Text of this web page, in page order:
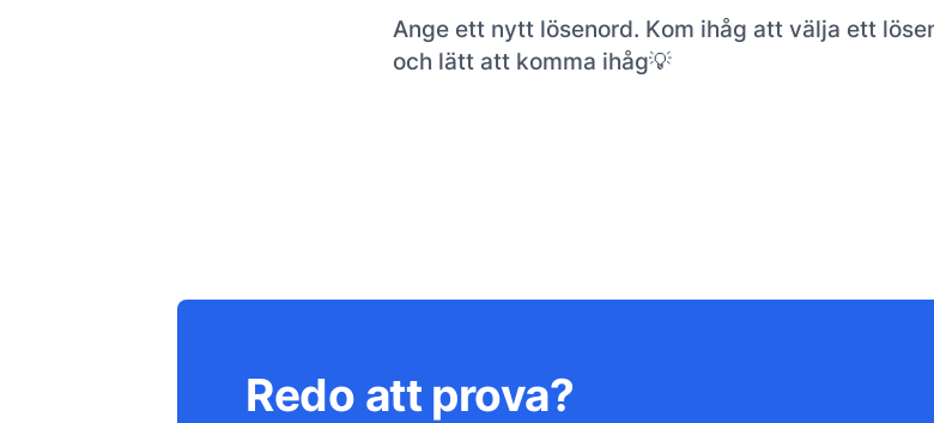
Ange ett nytt lösenord. Kom ihåg att välja ett
och lätt att komma ihåg💡
Redo att prova?